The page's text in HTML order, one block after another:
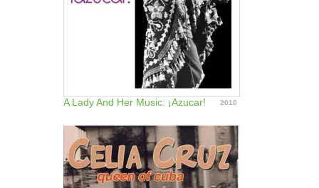
A Lady And Her Music: ¡Azucar! 2010